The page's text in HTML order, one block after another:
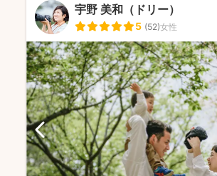
宇野 美和（ドリー）
5 (52)女性